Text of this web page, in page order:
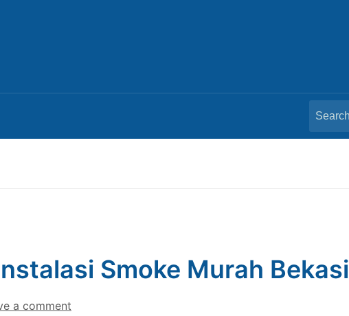
Search
for:
Smoke Murah Bekasi
a comment